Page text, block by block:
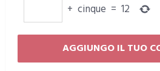
+ cinque = 12